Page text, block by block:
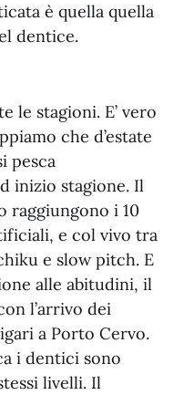
è quella quella
dentice.
le stagioni. E’ vero
che d’estate
pesca
inizio stagione. Il
raggiungono i 10
e col vivo tra
e slow pitch. E
alle abitudini, il
l’arrivo dei
a Porto Cervo.
i dentici sono
livelli. Il